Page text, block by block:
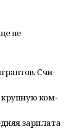
не
Счи-
крупную ком-
зарплата